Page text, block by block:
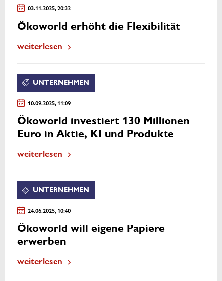
03.11.2025, 20:32
Ökoworld erhöht die Flexibilität
weiterlesen
UNTERNEHMEN
10.09.2025, 11:09
Ökoworld investiert 130 Millionen
Euro in Aktie, KI und Produkte
weiterlesen
UNTERNEHMEN
24.06.2025, 10:40
Ökoworld will eigene Papiere
erwerben
weiterlesen